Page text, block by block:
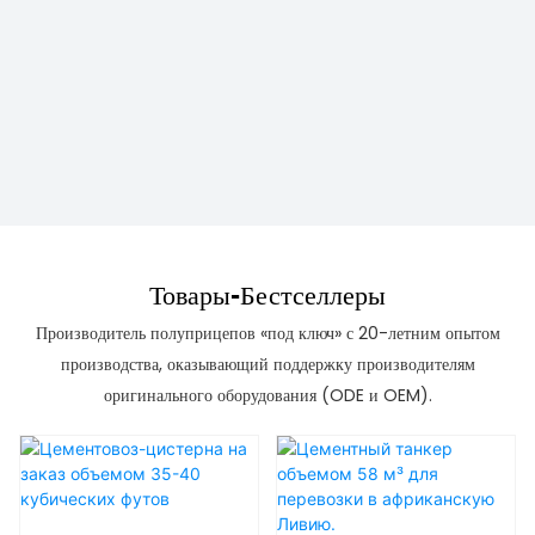
Товары-Бестселлеры
Производитель полуприцепов «под ключ» с 20-летним опытом
производства, оказывающий поддержку производителям
оригинального оборудования (ODE и OEM).